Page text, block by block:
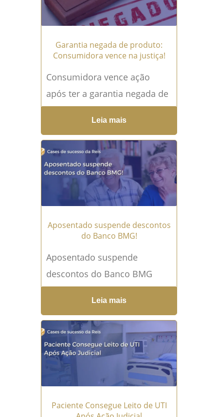
Garantia negada de produto:
Consumidora vence na justiça!
Consumidora vence ação
após ter a garantia negada de
produto A garantia negada de
um produto recém-comprado
pode transformar uma
simples compra...
Leia mais
→
Leia mais
Aposentado suspende descontos
do Banco BMG!
Aposentado suspende
descontos do Banco BMG
Aposentado suspende
descontos do Banco BMG
após buscar na Justiça a
interrupção de cobranças
mensais realizadas...Leia
Leia mais
Paciente Consegue Leito de UTI